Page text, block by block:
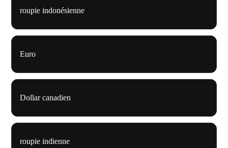
roupie indonésienne
Euro
Dollar canadien
roupie indienne